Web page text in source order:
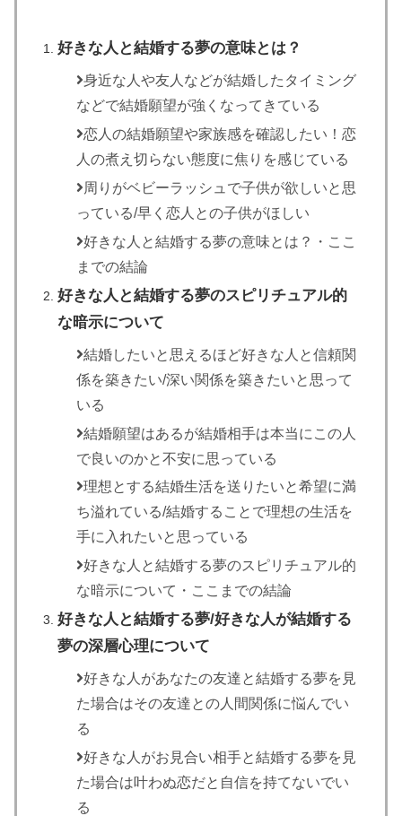
好きな人と結婚する夢の意味とは？
身近な人や友人などが結婚したタイミング
などで結婚願望が強くなってきている
恋人の結婚願望や家族感を確認したい！恋
人の煮え切らない態度に焦りを感じている
周りがベビーラッシュで子供が欲しいと思
っている/早く恋人との子供がほしい
好きな人と結婚する夢の意味とは？・ここ
までの結論
好きな人と結婚する夢のスピリチュアル的
な暗示について
結婚したいと思えるほど好きな人と信頼関
係を築きたい/深い関係を築きたいと思って
いる
結婚願望はあるが結婚相手は本当にこの人
で良いのかと不安に思っている
理想とする結婚生活を送りたいと希望に満
ち溢れている/結婚することで理想の生活を
手に入れたいと思っている
好きな人と結婚する夢のスピリチュアル的
な暗示について・ここまでの結論
好きな人と結婚する夢/好きな人が結婚する
夢の深層心理について
好きな人があなたの友達と結婚する夢を見
た場合はその友達との人間関係に悩んでい
る
好きな人がお見合い相手と結婚する夢を見
た場合は叶わぬ恋だと自信を持てないでい
る